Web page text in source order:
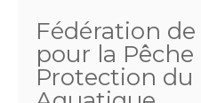
Fédération de
pour la Pêche
Protection du